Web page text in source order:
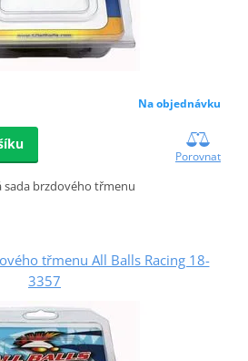
Na objednávku
Porovnat
sada brzdového třmenu
třmenu All Balls Racing 18-
3357